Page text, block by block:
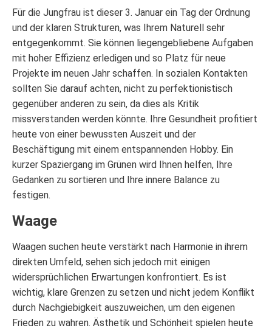
Für die Jungfrau ist dieser 3. Januar ein Tag der Ordnung
und der klaren Strukturen, was Ihrem Naturell sehr
entgegenkommt. Sie können liegengebliebene Aufgaben
mit hoher Effizienz erledigen und so Platz für neue
Projekte im neuen Jahr schaffen. In sozialen Kontakten
sollten Sie darauf achten, nicht zu perfektionistisch
gegenüber anderen zu sein, da dies als Kritik
missverstanden werden könnte. Ihre Gesundheit profitiert
heute von einer bewussten Auszeit und der
Beschäftigung mit einem entspannenden Hobby. Ein
kurzer Spaziergang im Grünen wird Ihnen helfen, Ihre
Gedanken zu sortieren und Ihre innere Balance zu
festigen.
Waage
Waagen suchen heute verstärkt nach Harmonie in ihrem
direkten Umfeld, sehen sich jedoch mit einigen
widersprüchlichen Erwartungen konfrontiert. Es ist
wichtig, klare Grenzen zu setzen und nicht jedem Konflikt
durch Nachgiebigkeit auszuweichen, um den eigenen
Frieden zu wahren. Ästhetik und Schönheit spielen heute